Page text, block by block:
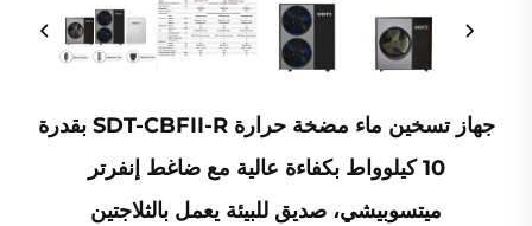
جهاز تسخين ماء مضخة حرارة SDT-CBFII-R بقدرة
10 كيلوواط بكفاءة عالية مع ضاغط إنفرتر
ميتسوبيشي، صديق للبيئة يعمل بالثلاجتين